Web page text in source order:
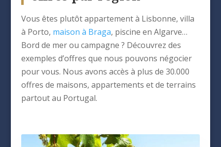
Vous êtes plutôt appartement à Lisbonne, villa
à Porto, maison à Braga, piscine en Algarve…
Bord de mer ou campagne ? Découvrez des
exemples d’offres que nous pouvons négocier
pour vous. Nous avons accès à plus de 30.000
offres de maisons, appartements et de terrains
partout au Portugal.